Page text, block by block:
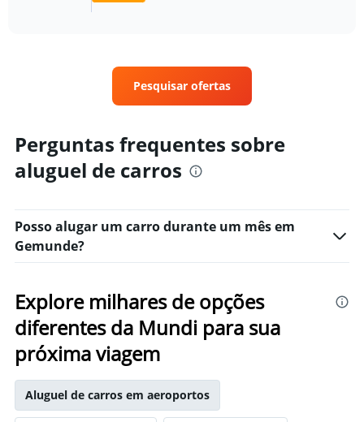
has
1
Y
displaying
values.
Range:
0
to
Pesquisar ofertas
Perguntas frequentes sobre
aluguel de carros
Posso alugar um carro durante um mês em
Gemunde?
Explore milhares de opções
diferentes da Mundi para sua
próxima viagem
Aluguel de carros em aeroportos